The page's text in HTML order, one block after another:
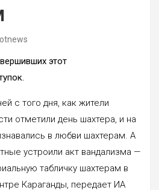
этот
с того дня, как жители
отметили день шахтера, и на
в любви шахтерам. А
устроили акт вандализма —
табличку шахтерам в
Караганды, передает ИА